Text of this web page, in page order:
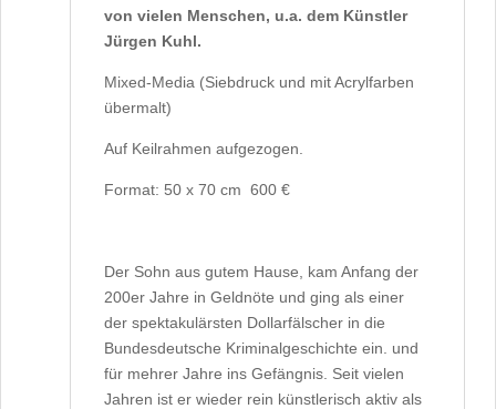
von vielen Menschen, u.a. dem Künstler
Jürgen Kuhl.
Mixed-Media (Siebdruck und mit Acrylfarben
übermalt)
Auf Keilrahmen aufgezogen.
Format: 50 x 70 cm 600 €
Der Sohn aus gutem Hause, kam Anfang der
200er Jahre in Geldnöte und ging als einer
der spektakulärsten Dollarfälscher in die
Bundesdeutsche Kriminalgeschichte ein. und
für mehrer Jahre ins Gefängnis. Seit vielen
Jahren ist er wieder rein künstlerisch aktiv als